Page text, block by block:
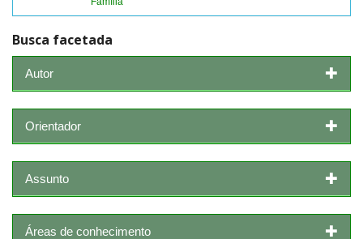
Busca facetada
Autor
Orientador
Assunto
Áreas de conhecimento